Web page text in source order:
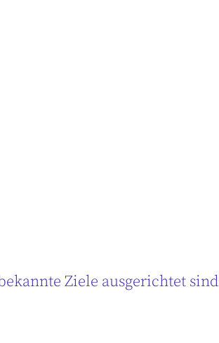
Ziele ausgerichtet sind